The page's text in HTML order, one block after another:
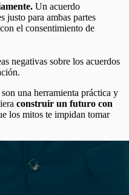
Un acuerdo
justo para ambas partes
el consentimiento de
negativas sobre los acuerdos
una herramienta práctica y
construir un futuro con
los mitos te impidan tomar